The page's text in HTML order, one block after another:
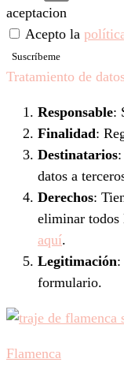
aceptacion
Acepto la
Suscríbeme
Tratamiento de
Responsable:
Finalidad:
Destinatarios
datos a
Derechos:
eliminar todos
aquí.
Legitimación:
formulario.
Flamenca